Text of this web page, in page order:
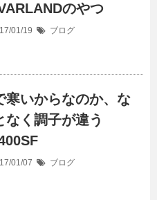
のやつ
01/19 ブログ
寒いからなのか、な
なく調子が違う
01/07 ブログ